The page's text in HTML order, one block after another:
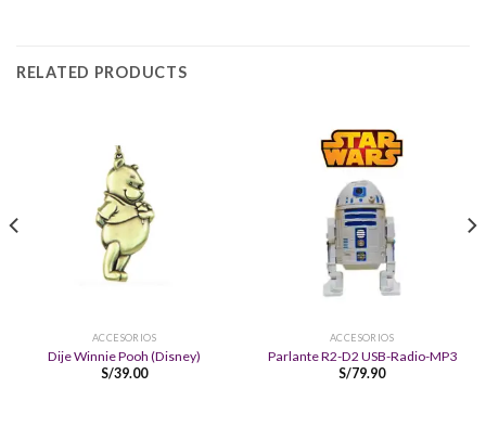
RELATED PRODUCTS
ACCESORIOS
Dije Winnie Pooh (Disney)
S/39.00
ACCESORIOS
Parlante R2-D2 USB-Radio-MP3
S/79.90